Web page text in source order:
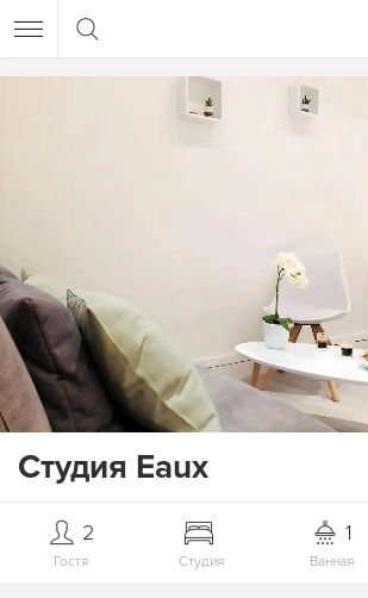
Студия Eaux
Гостя
2
Студия Ванная
1